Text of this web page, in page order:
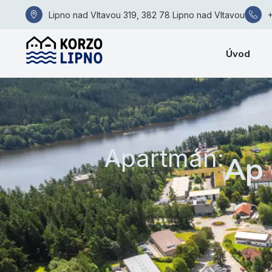
Lipno nad Vltavou 319, 382 78 Lipno nad Vltavou
Úvod
Apartmán:Ap